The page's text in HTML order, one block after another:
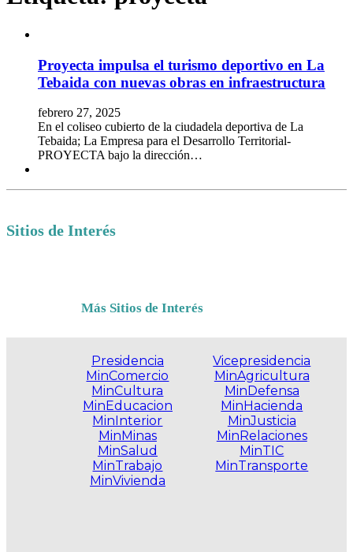
Proyecta impulsa el turismo deportivo en La
Tebaida con nuevas obras en infraestructura
febrero 27, 2025
En el coliseo cubierto de la ciudadela deportiva de La
Tebaida; La Empresa para el Desarrollo Territorial-
PROYECTA bajo la dirección…
Sitios de Interés
Más Sitios de Interés
Presidencia
MinComercio
MinCultura
MinEducacion
MinInterior
MinMinas
MinSalud
MinTrabajo
MinVivienda
Vicepresidencia
MinAgricultura
MinDefensa
MinHacienda
MinJusticia
MinRelaciones
MinTIC
MinTransporte